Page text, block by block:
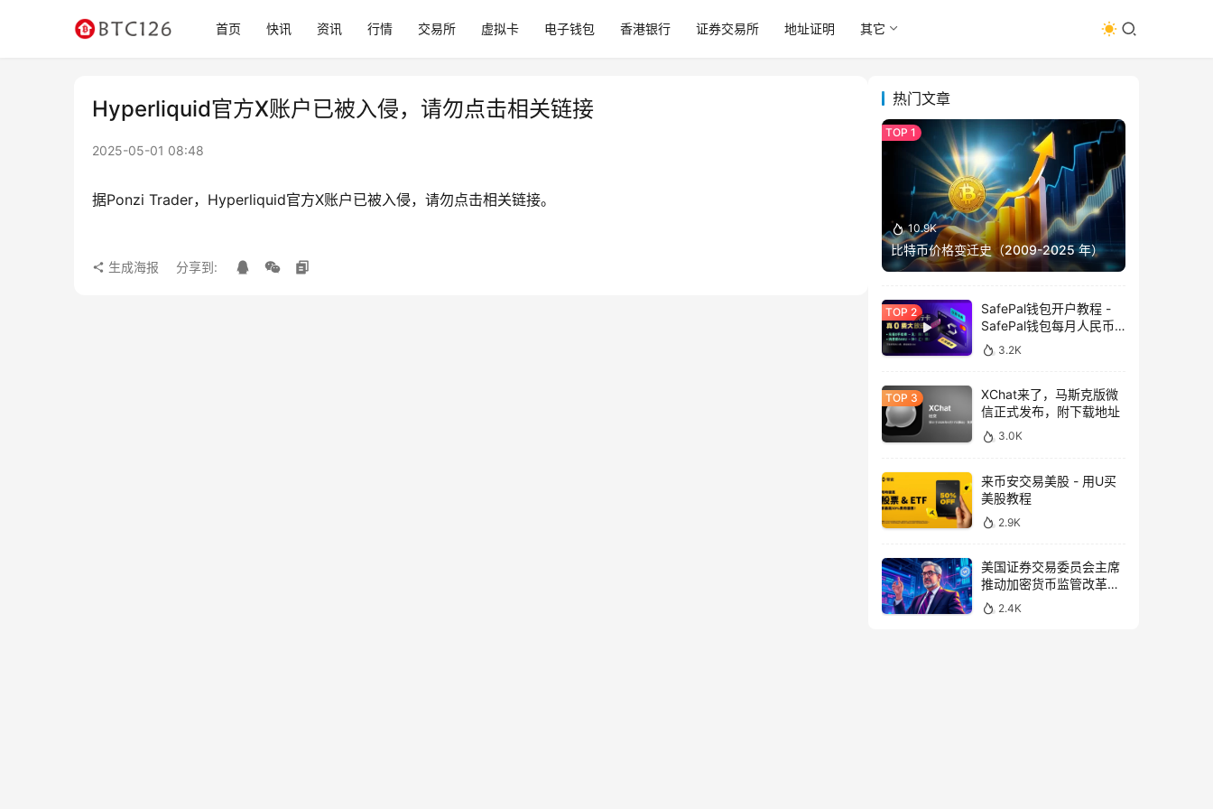
首页 快讯 资讯 行情 交易所 虚拟卡 电子钱包 香港银行 证券交易所 地址证明 其它
Hyperliquid官方X账户已被入侵，请勿点击相关链接
2025-05-01 08:48
据Ponzi Trader，Hyperliquid官方X账户已被入侵，请勿点击相关链接。
生成海报 分享到:
热门文章
10.9K
比特币价格变迁史（2009-2025 年）
SafePal钱包开户教程 -
SafePal钱包每月人民币
消费前666U享受汇损补
贴
3.2K
XChat来了，马斯克版微
信正式发布，附下载地址
3.0K
来币安交易美股 - 用U买
美股教程
2.9K
美国证券交易委员会主席
推动加密货币监管改革，
力求未来验证
2.4K